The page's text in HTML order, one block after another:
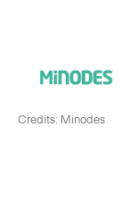
Credits: Minodes